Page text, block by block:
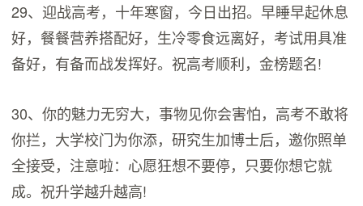
29、迎战高考，十年寒窗，今日出招。早睡早起休息
好，餐餐营养搭配好，生冷零食远离好，考试用具准
备好，有备而战发挥好。祝高考顺利，金榜题名!
30、你的魅力无穷大，事物见你会害怕，高考不敢将
你拦，大学校门为你添，研究生加博士后，邀你照单
全接受，注意啦：心愿狂想不要停，只要你想它就
成。祝升学越升越高!